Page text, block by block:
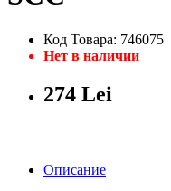
Код Товара: 746075
Нет в наличии
274 Lei
Описание